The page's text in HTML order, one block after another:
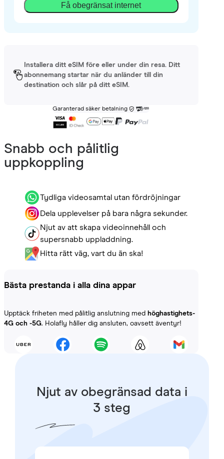
Få obegränsat internet
Installera ditt eSIM före eller under din resa. Ditt
abonnemang startar när du anländer till din
destination och slår på ditt eSIM.
Garanterad säker betalning
Snabb och pålitlig
uppkoppling
Tydliga videosamtal utan fördröjningar
Dela upplevelser på bara några sekunder.
Njut av att skapa videoinnehåll och
supersnabb uppladdning.
Hitta rätt väg, vart du än ska!
Bästa prestanda i alla dina appar
Upptäck friheten med pålitlig anslutning med höghastighets-
4G och -5G. Holafly håller dig ansluten, oavsett äventyr!
Njut av obegränsad data i
3 steg